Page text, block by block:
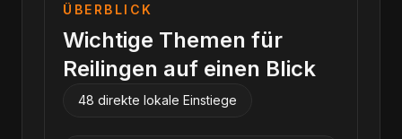
ÜBERBLICK
Wichtige Themen für
Reilingen auf einen Blick
48 direkte lokale Einstiege